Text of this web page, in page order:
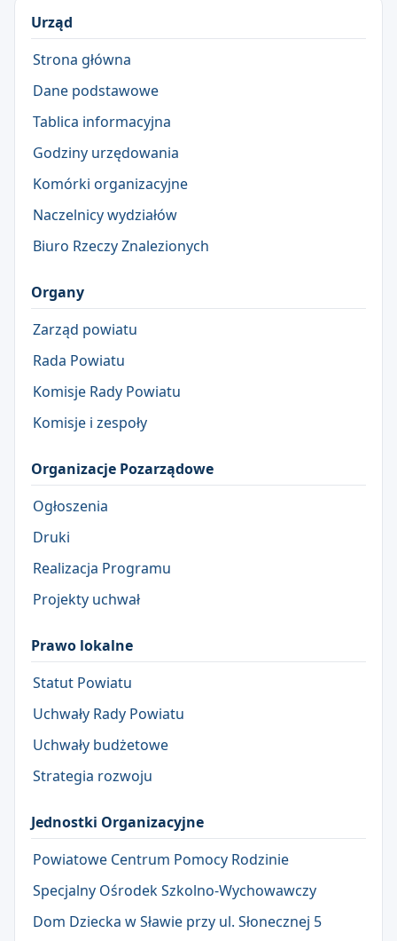
Urząd
Strona główna
Dane podstawowe
Tablica informacyjna
Godziny urzędowania
Komórki organizacyjne
Naczelnicy wydziałów
Biuro Rzeczy Znalezionych
Organy
Zarząd powiatu
Rada Powiatu
Komisje Rady Powiatu
Komisje i zespoły
Organizacje Pozarządowe
Ogłoszenia
Druki
Realizacja Programu
Projekty uchwał
Prawo lokalne
Statut Powiatu
Uchwały Rady Powiatu
Uchwały budżetowe
Strategia rozwoju
Jednostki Organizacyjne
Powiatowe Centrum Pomocy Rodzinie
Specjalny Ośrodek Szkolno-Wychowawczy
Dom Dziecka w Sławie przy ul. Słonecznej 5